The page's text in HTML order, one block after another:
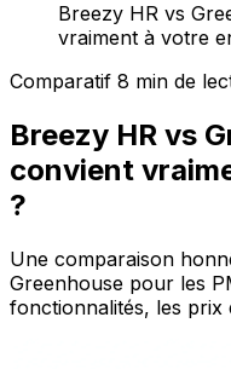
Breezy HR vs
vraiment à votre
Comparatif 8 min de
Breezy HR vs
convient
?
Une comparaison
Greenhouse pour les
fonctionnalités, les prix